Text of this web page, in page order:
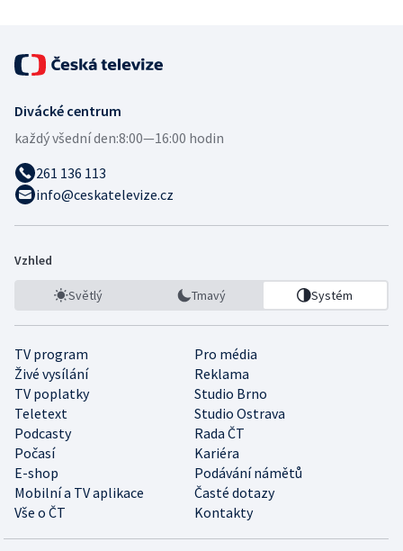
Divácké centrum
každý všední den:8:00—16:00 hodin
261 136 113
info@ceskatelevize.cz
Vzhled
Světlý Tmavý Systém
TV program
Pro média
Živé vysílání
Reklama
TV poplatky
Studio Brno
Teletext
Studio Ostrava
Podcasty
Rada ČT
Počasí
Kariéra
E-shop
Podávání námětů
Mobilní a TV aplikace
Časté dotazy
Vše o ČT
Kontakty